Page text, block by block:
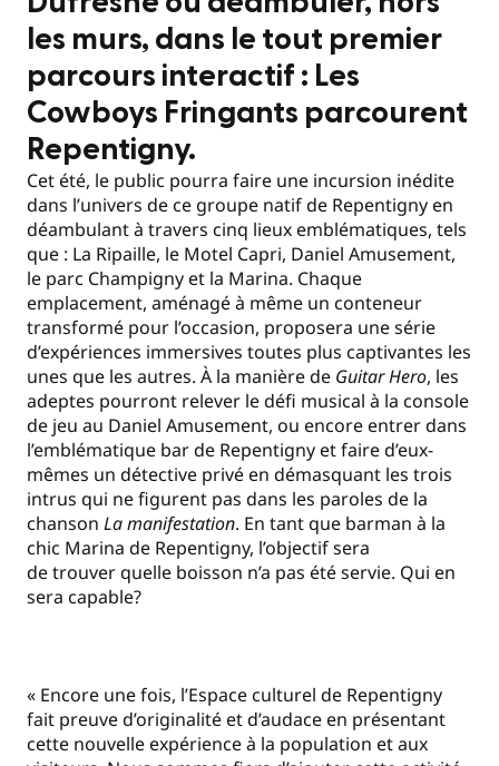
les murs, dans le tout premier
parcours interactif : Les
Cowboys Fringants parcourent
Repentigny.
Cet été, le public pourra faire une incursion inédite
dans l’univers de ce groupe natif de Repentigny en
déambulant à travers cinq lieux emblématiques, tels
que : La Ripaille, le Motel Capri, Daniel Amusement,
le parc Champigny et la Marina. Chaque
emplacement, aménagé à même un conteneur
transformé pour l’occasion, proposera une série
d’expériences immersives toutes plus captivantes les
unes que les autres. À la manière de Guitar Hero, les
adeptes pourront relever le défi musical à la console
de jeu au Daniel Amusement, ou encore entrer dans
l’emblématique bar de Repentigny et faire d’eux-
mêmes un détective privé en démasquant les trois
intrus qui ne figurent pas dans les paroles de la
chanson La manifestation. En tant que barman à la
chic Marina de Repentigny, l’objectif sera
de trouver quelle boisson n’a pas été servie. Qui en
sera capable?
« Encore une fois, l’Espace culturel de Repentigny
fait preuve d’originalité et d’audace en présentant
cette nouvelle expérience à la population et aux